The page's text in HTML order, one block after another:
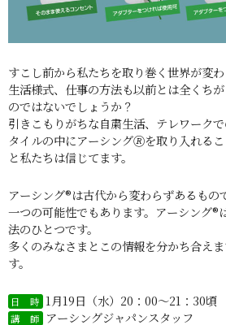
すこし前から私たちを取り巻く世界が変わ
生活様式、仕事の方法も以前とは全くち
のではないでしょうか？
引きこもりがちな自粛生活、テレワーク
タイルの中にアーシング🄬を取り入れるこ
と私たちは信じてます。
アーシング®︎は古代から変わらずあるもの
一つの可能性でもあります。アーシング®︎
法のひとつです。
多くのみなさまとこの情報を分かち合え
す。
日 時 1月19日（水）20：00～21：30頃
講 師 アーシングジャパンスタッフ